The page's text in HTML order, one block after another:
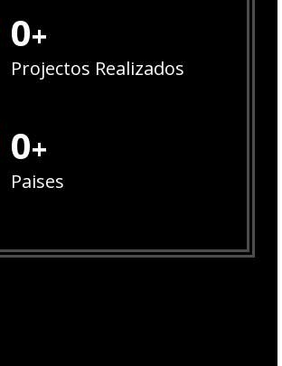
0+
Projectos Realizados
0+
Paises